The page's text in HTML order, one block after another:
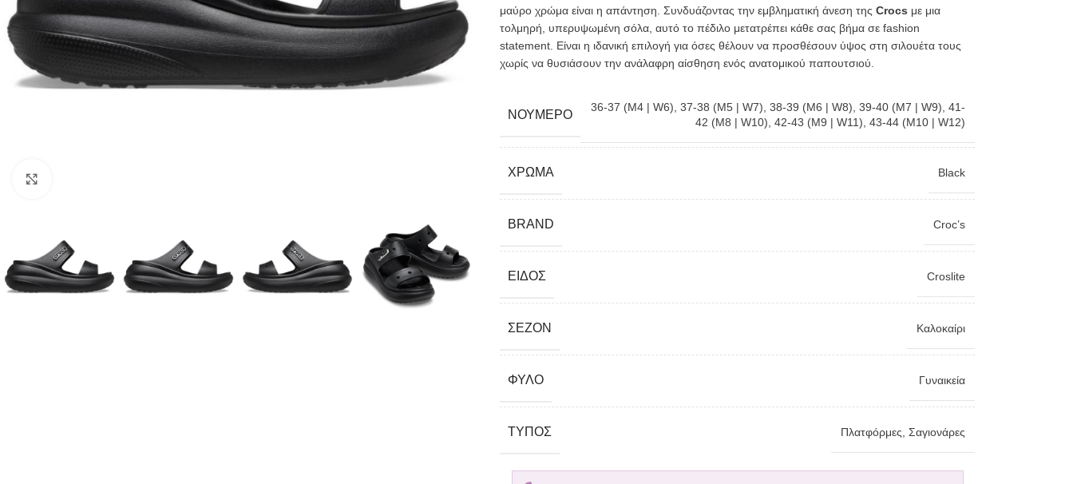
μαύρο χρώμα είναι η απάντηση. Συνδυάζοντας την εμβληματική άνεση της Crocs με μια
τολμηρή, υπερυψωμένη σόλα, αυτό το πέδιλο μετατρέπει κάθε σας βήμα σε fashion
statement. Είναι η ιδανική επιλογή για όσες θέλουν να προσθέσουν ύψος στη σιλουέτα τους
χωρίς να θυσιάσουν την ανάλαφρη αίσθηση ενός ανατομικού παπουτσιού.
ΝΟΎΜΕΡΟ
36-37 (M4 | W6) 37-38 (M5 | W7) 38-39 (M6 | W8) 39-40 (M7 | W9) 41-
42 (M8 | W10) 42-43 (M9 | W11) 43-44 (M10 | W12)
ΧΡΏΜΑ Black
BRAND Croc’s
ΕΊΔΟΣ Croslite
ΣΕΖΌΝ Καλοκαίρι
ΦΎΛΟ Γυναικεία
TΎΠΟΣ Πλατφόρμες Σαγιονάρες